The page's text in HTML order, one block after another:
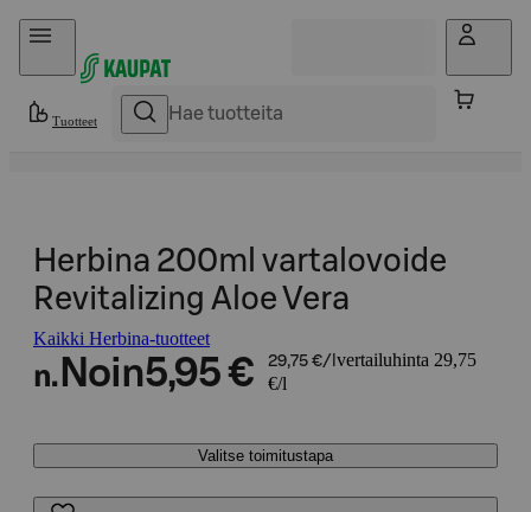
Hyppää sisältöön
Tuotteet
Herbina 200ml vartalovoide
Revitalizing Aloe Vera
Kaikki Herbina-tuotteet
n. Noin5,95 € 29,75 €/l vertailuhinta 29,75
€/l
Valitse toimitustapa